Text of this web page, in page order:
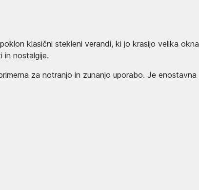
klasični stekleni verandi, ki jo krasijo velika okna
in nostalgije.
za notranjo in zunanjo uporabo. Je enostavna